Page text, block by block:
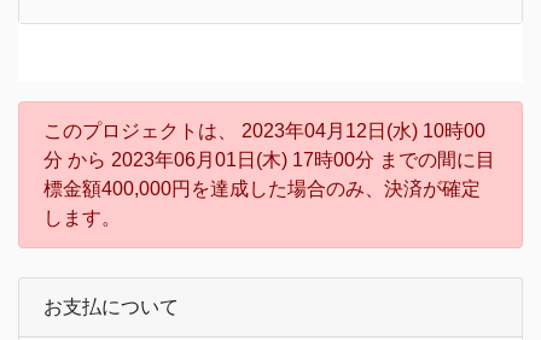
このプロジェクトは、 2023年04月12日(水) 10時00
分 から 2023年06月01日(木) 17時00分 までの間に目
標金額400,000円を達成した場合のみ、決済が確定
します。
お支払について